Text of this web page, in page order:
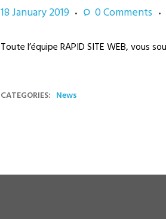
18 January 2019 0Comments
Toute l’équipe RAPID SITE WEB, vous
CATEGORIES: News